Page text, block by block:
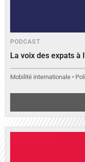
PODCAST
La voix des expats à
Mobilité internationale •